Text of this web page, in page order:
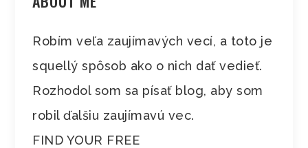
Robím veľa zaujímavých vecí, a toto je
squellý spôsob ako o nich dať vedieť.
Rozhodol som sa písať blog, aby som
robil ďalšiu zaujímavú vec.
FIND YOUR FREE